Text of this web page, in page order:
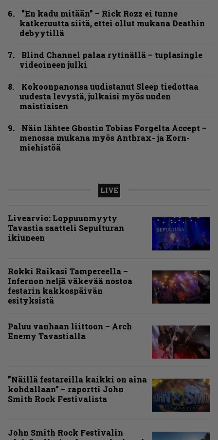
”En kadu mitään” – Rick Rozz ei tunne
katkeruutta siitä, ettei ollut mukana Deathin
debyytillä
Blind Channel palaa rytinällä – tuplasingle
videoineen julki
Kokoonpanonsa uudistanut Sleep tiedottaa
uudesta levystä, julkaisi myös uuden
maistiaisen
Näin lähtee Ghostin Tobias Forgelta Accept –
menossa mukana myös Anthrax- ja Korn-
miehistöä
LIVE
Livearvio: Loppuunmyyty
Tavastia saatteli Sepulturan
ikiuneen
Rokki Raikasi Tampereella –
Infernon neljä väkevää nostoa
festarin kakkospäivän
esityksistä
Paluu vanhaan liittoon – Arch
Enemy Tavastialla
”Näillä festareilla kaikki on aina
kohdallaan” – raportti John
Smith Rock Festivalista
John Smith Rock Festivalin